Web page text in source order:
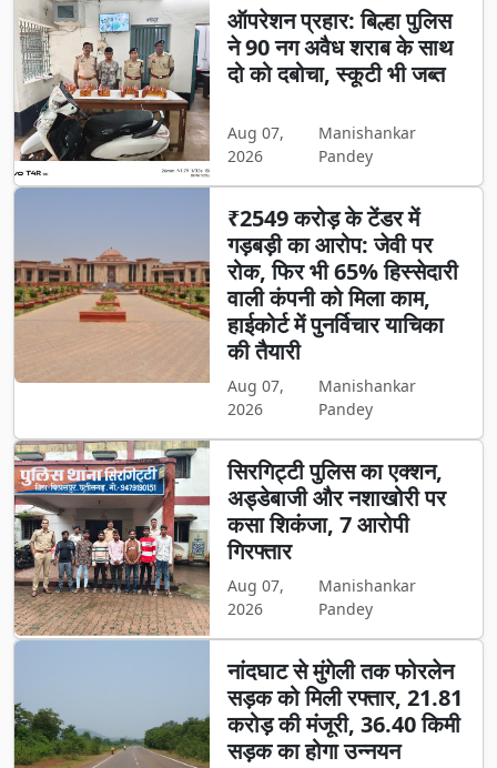
ऑपरेशन प्रहार: बिल्हा पुलिस
ने 90 नग अवैध शराब के साथ
दो को दबोचा, स्कूटी भी जब्त
Aug 07,
2026
Manishankar
Pandey
₹2549 करोड़ के टेंडर में
गड़बड़ी का आरोप: जेवी पर
रोक, फिर भी 65% हिस्सेदारी
वाली कंपनी को मिला काम,
हाईकोर्ट में पुनर्विचार याचिका
की तैयारी
Aug 07,
2026
Manishankar
Pandey
सिरगिट्टी पुलिस का एक्शन,
अड्डेबाजी और नशाखोरी पर
कसा शिकंजा, 7 आरोपी
गिरफ्तार
Aug 07,
2026
Manishankar
Pandey
नांदघाट से मुंगेली तक फोरलेन
सड़क को मिली रफ्तार, 21.81
करोड़ की मंजूरी, 36.40 किमी
सड़क का होगा उन्नयन